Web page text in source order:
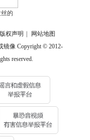
的
版权声明
网站地图
像 Copyright © 2012-
reserved.